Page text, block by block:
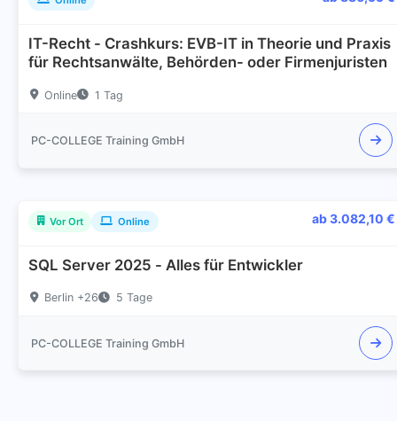
IT-Recht - Crashkurs: EVB-IT in Theorie und Praxis
für Rechtsanwälte, Behörden- oder Firmenjuristen
Online 1 Tag
PC-COLLEGE Training GmbH
Vor Ort Online ab 3.082,10 €
SQL Server 2025 - Alles für Entwickler
Berlin +26 5 Tage
PC-COLLEGE Training GmbH